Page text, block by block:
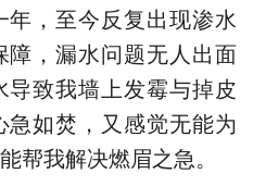
，至今反复出现渗水
，漏水问题无人出面
致我墙上发霉与掉皮
如焚，又感觉无能为
帮我解决燃眉之急。